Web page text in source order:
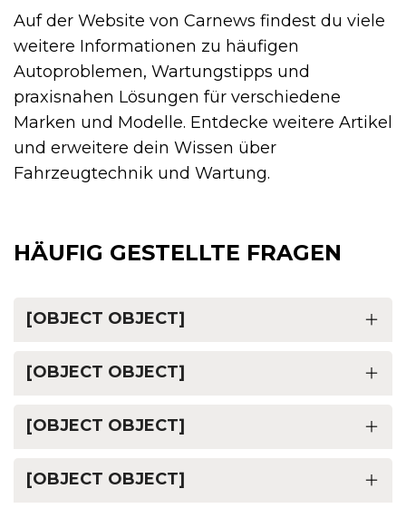
Auf der Website von Carnews findest du viele
weitere Informationen zu häufigen
Autoproblemen, Wartungstipps und
praxisnahen Lösungen für verschiedene
Marken und Modelle. Entdecke weitere Artikel
und erweitere dein Wissen über
Fahrzeugtechnik und Wartung.
HÄUFIG GESTELLTE FRAGEN
[OBJECT OBJECT]
[OBJECT OBJECT]
[OBJECT OBJECT]
[OBJECT OBJECT]